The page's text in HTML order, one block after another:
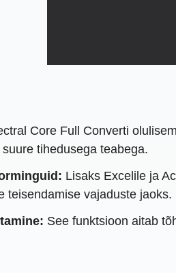
Core Full Converti
tihedusega teabega.
Lisaks Excelile ja
teisendamise vajaduste jaoks.
See funktsioon aitab